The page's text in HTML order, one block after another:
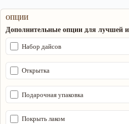
ОПЦИИ
Дополнительные опции для лучшей
Набор дайсов
Открытка
Подарочная упаковка
Покрыть лаком